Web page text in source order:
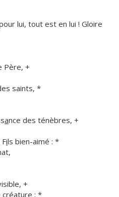
lui, tout est en lui ! Gloire
Père, +
saints, *
ance des ténèbres, +
ils bien-aimé : *
+
créature : *